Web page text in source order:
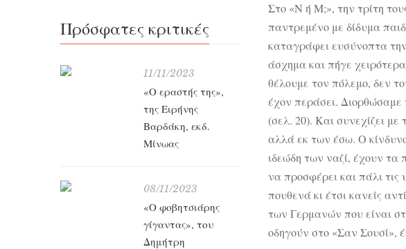
Στο «Ν ή Μ;», την τρίτη
παντρεμένο με δίδυμα
καταγράφει ευσύνοπτα
άσχημα και πήγε
θέλουμε τον πόλεμο, δεν
έχον περάσει. Διορθώσαμε
(σελ. 20). Και συνεχίζει
αλλά εκ των έσω. Ο
ιδεώδη των ναζί, έχουν τα
να προσφέρει και πάλι τις
πουθενά κι έτσι κανείς
των Γερμανών που είναι
οδηγούν στο «Σαν Σουσί»,
Πρόσφατες κριτικές
11/11/2023
«Ο εραστής της»,
της Ειρήνης
Βαρδάκη, εκδ.
Μίνωας
08/11/2023
«Ο φοβητσιάρης
γίγαντας», του
Δημήτρη